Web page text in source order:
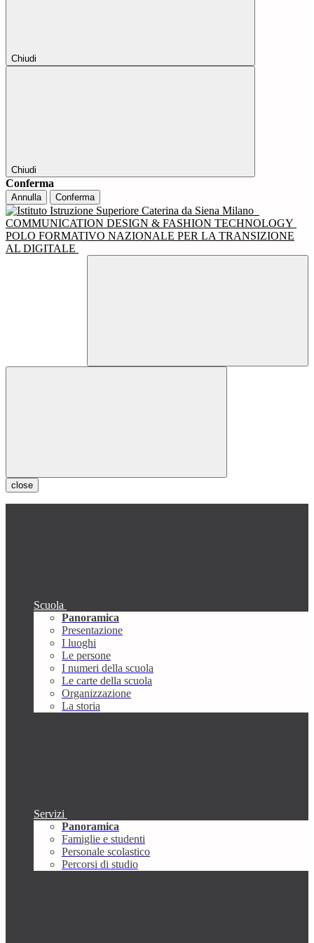
Chiudi
Chiudi
Conferma
Annulla Conferma
COMMUNICATION DESIGN & FASHION TECHNOLOGY
POLO FORMATIVO NAZIONALE PER LA TRANSIZIONE
AL DIGITALE
close
Scuola
Panoramica
Presentazione
I luoghi
Le persone
I numeri della scuola
Le carte della scuola
Organizzazione
La storia
Servizi
Panoramica
Famiglie e studenti
Personale scolastico
Percorsi di studio